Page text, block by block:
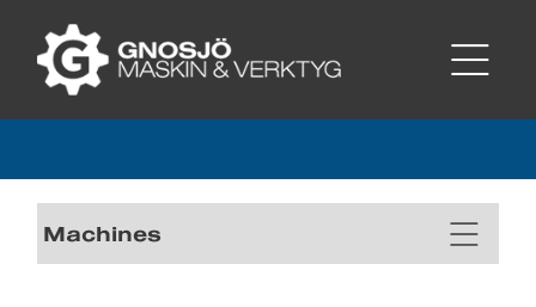
Machines